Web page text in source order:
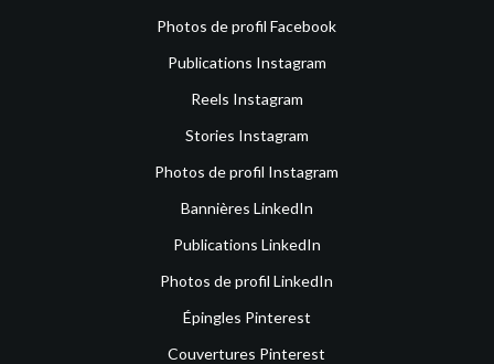
Photos de profil Facebook
Publications Instagram
Reels Instagram
Stories Instagram
Photos de profil Instagram
Bannières LinkedIn
Publications LinkedIn
Photos de profil LinkedIn
Épingles Pinterest
Couvertures Pinterest